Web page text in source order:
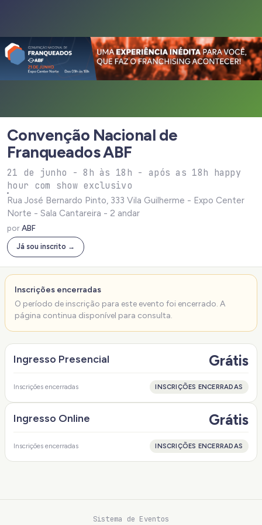
Convenção Nacional de
Franqueados ABF
21 de junho - 8h às 18h - após as 18h happy
hour com show exclusivo
Rua José Bernardo Pinto, 333 Vila Guilherme - Expo Center
Norte - Sala Cantareira - 2 andar
porABF
Já sou inscrito →
Inscrições encerradas
O período de inscrição para este evento foi encerrado. A
página continua disponível para consulta.
Ingresso Presencial Grátis
Inscrições encerradas INSCRIÇÕES ENCERRADAS
Ingresso Online Grátis
Inscrições encerradas INSCRIÇÕES ENCERRADAS
Sistema de Eventos